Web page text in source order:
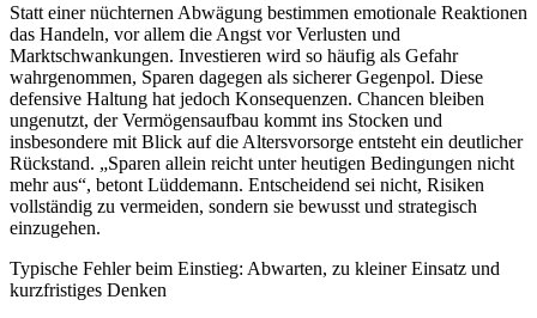
Statt einer nüchternen Abwägung bestimmen emotionale Reaktionen
das Handeln, vor allem die Angst vor Verlusten und
Marktschwankungen. Investieren wird so häufig als Gefahr
wahrgenommen, Sparen dagegen als sicherer Gegenpol. Diese
defensive Haltung hat jedoch Konsequenzen. Chancen bleiben
ungenutzt, der Vermögensaufbau kommt ins Stocken und
insbesondere mit Blick auf die Altersvorsorge entsteht ein deutlicher
Rückstand. „Sparen allein reicht unter heutigen Bedingungen nicht
mehr aus“, betont Lüddemann. Entscheidend sei nicht, Risiken
vollständig zu vermeiden, sondern sie bewusst und strategisch
einzugehen.
Typische Fehler beim Einstieg: Abwarten, zu kleiner Einsatz und
kurzfristiges Denken